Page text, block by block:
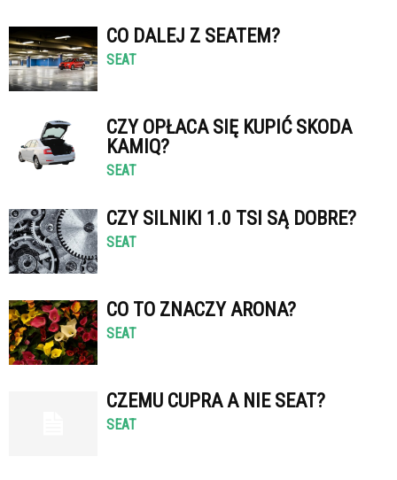
CO DALEJ Z SEATEM?
SEAT
CZY OPŁACA SIĘ KUPIĆ SKODA
KAMIQ?
SEAT
CZY SILNIKI 1.0 TSI SĄ DOBRE?
SEAT
CO TO ZNACZY ARONA?
SEAT
CZEMU CUPRA A NIE SEAT?
SEAT